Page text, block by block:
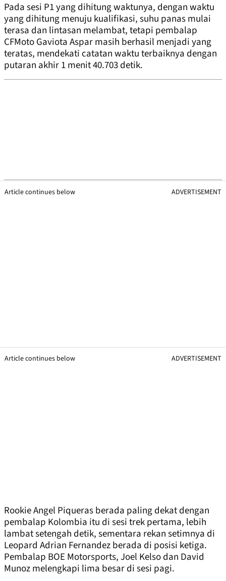
Pada sesi P1 yang dihitung waktunya, dengan waktu
yang dihitung menuju kualifikasi, suhu panas mulai
terasa dan lintasan melambat, tetapi pembalap
CFMoto Gaviota Aspar masih berhasil menjadi yang
teratas, mendekati catatan waktu terbaiknya dengan
putaran akhir 1 menit 40.703 detik.
Article continues below ADVERTISEMENT
Article continues below ADVERTISEMENT
Rookie Angel Piqueras berada paling dekat dengan
pembalap Kolombia itu di sesi trek pertama, lebih
lambat setengah detik, sementara rekan setimnya di
Leopard Adrian Fernandez berada di posisi ketiga.
Pembalap BOE Motorsports, Joel Kelso dan David
Munoz melengkapi lima besar di sesi pagi.